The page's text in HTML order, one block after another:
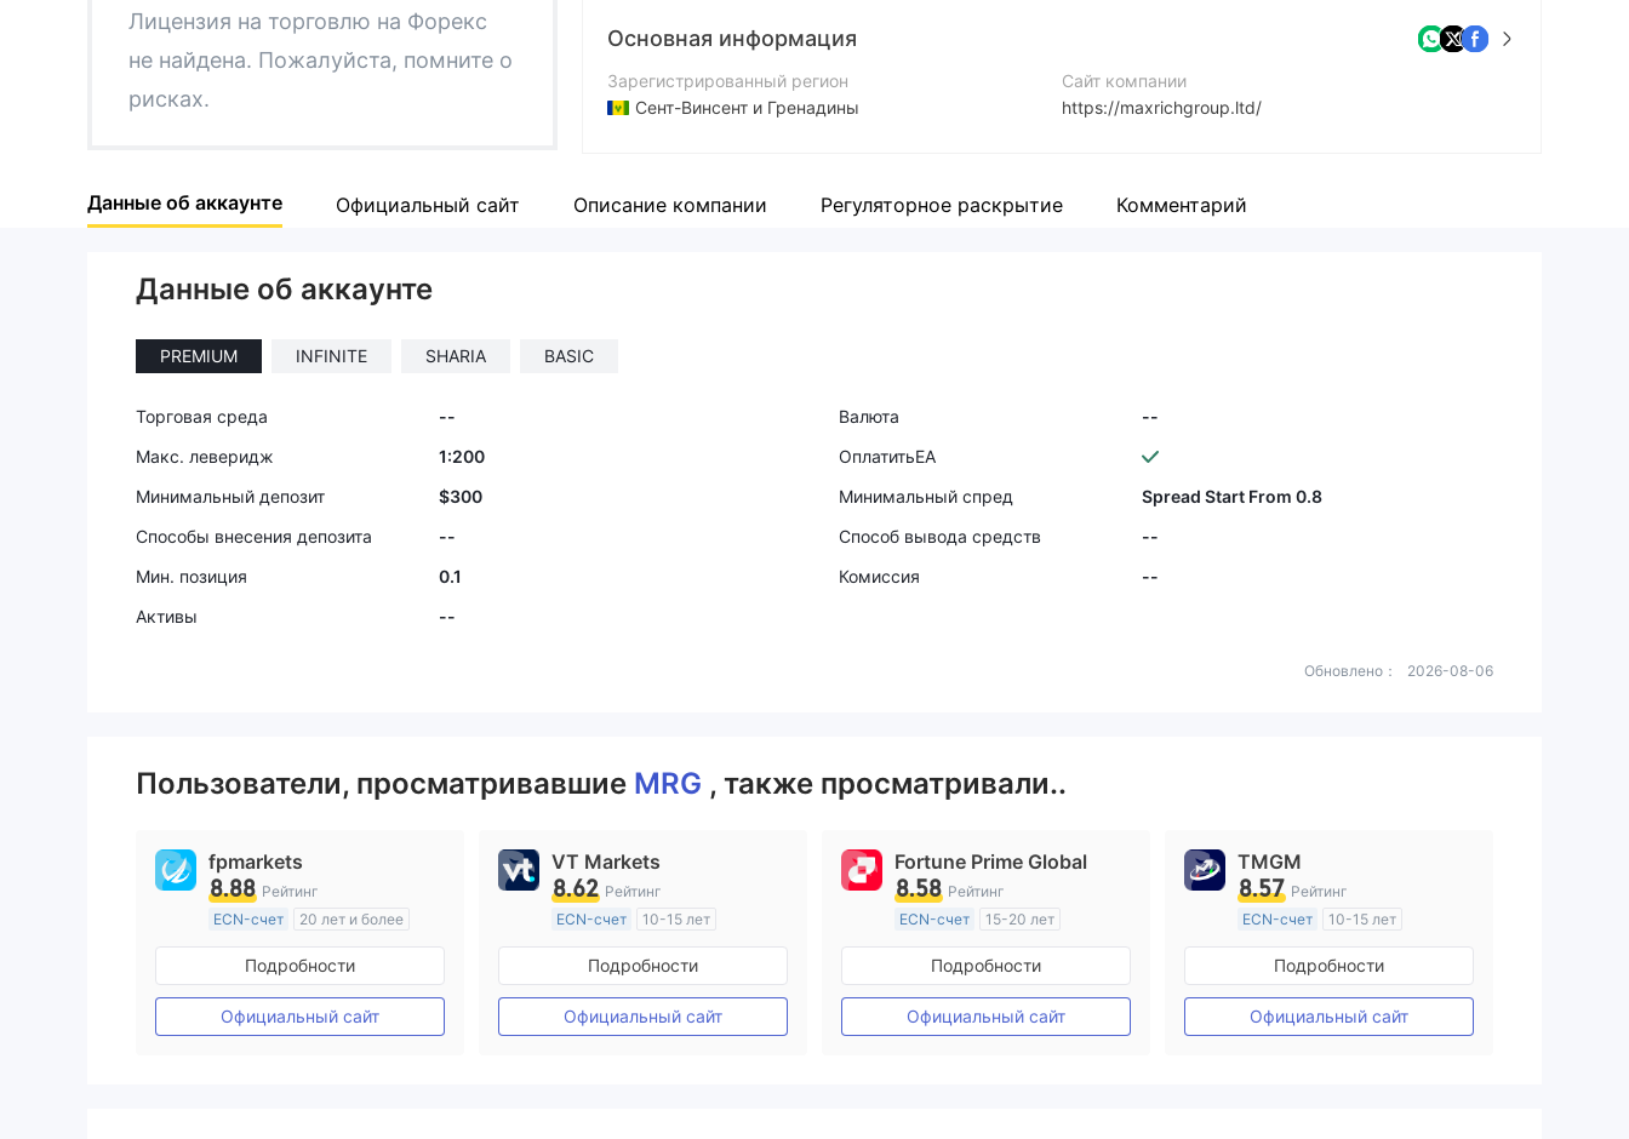
5
6
7
8
9
Лицензия на торговлю на Форекс
не найдена. Пожалуйста, помните о
рисках.
Основная информация
Зарегистрированный регион
Сент-Винсент и Гренадины
Компания
Сайт компании
https://maxrichgroup.ltd/
Данные об аккаунте Официальный сайт Описание компании Регуляторное раскрытие Комментарий
Данные об аккаунте
PREMIUM INFINITE SHARIA BASIC
Торговая среда -- Валюта
--
Макс. леверидж
1:200
ОплатитьEA
Минимальный депозит
$300 Минимальный спред
Spread Start From 0.8
Способы внесения депозита
-- Способ вывода средств
--
Мин. позиция
0.1 Комиссия
--
Активы
--
Обновлено： 2026-08-06
Пользователи, просматривавшие MRG , также просматривали..
fpmarkets
8.88 Рейтинг
ECN-счет
20 лет и более
Регулирование в Австралия
Маркет-Мейкинг (MM)
Основной стандарт MT4
Подробности
Официальный сайт
VT Markets
8.62 Рейтинг
ECN-счет
10-15 лет
Регулирование в Австралия
Маркет-Мейкинг (MM)
Основной стандарт MT4
Подробности
Официальный сайт
Fortune Prime Global
8.58 Рейтинг
ECN-счет
15-20 лет
Регулирование в Австралия
Маркет-Мейкинг (MM)
Основной стандарт MT4
Подробности
Официальный сайт
TMGM
8.57 Рейтинг
ECN-счет
10-15 лет
Регулирование в Австралия
Маркет-Мейкинг (MM)
Основной стандарт MT4
Подробности
Официальный сайт